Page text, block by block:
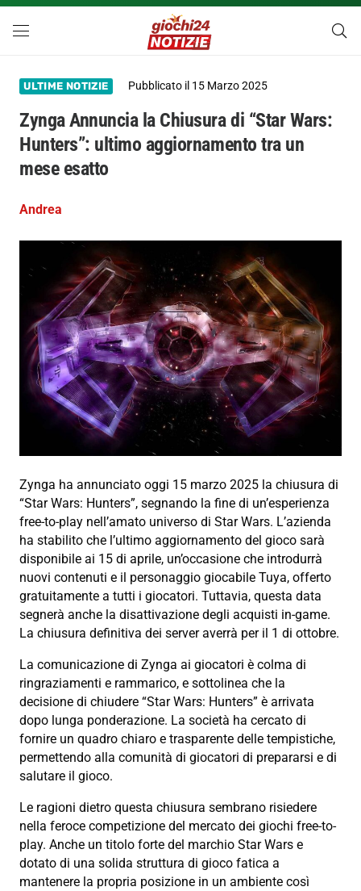
ULTIME NOTIZIE Pubblicato il 15 Marzo 2025
Zynga Annuncia la Chiusura di “Star Wars:
Hunters”: ultimo aggiornamento tra un
mese esatto
Andrea
Zynga ha annunciato oggi 15 marzo 2025 la chiusura di
“Star Wars: Hunters”, segnando la fine di un’esperienza
free-to-play nell’amato universo di Star Wars. L’azienda
ha stabilito che l’ultimo aggiornamento del gioco sarà
disponibile ai 15 di aprile, un’occasione che introdurrà
nuovi contenuti e il personaggio giocabile Tuya, offerto
gratuitamente a tutti i giocatori. Tuttavia, questa data
segnerà anche la disattivazione degli acquisti in-game.
La chiusura definitiva dei server averrà per il 1 di ottobre.
La comunicazione di Zynga ai giocatori è colma di
ringraziamenti e rammarico, e sottolinea che la
decisione di chiudere “Star Wars: Hunters” è arrivata
dopo lunga ponderazione. La società ha cercato di
fornire un quadro chiaro e trasparente delle tempistiche,
permettendo alla comunità di giocatori di prepararsi e di
salutare il gioco.
Le ragioni dietro questa chiusura sembrano risiedere
nella feroce competizione del mercato dei giochi free-to-
play. Anche un titolo forte del marchio Star Wars e
dotato di una solida struttura di gioco fatica a
mantenere la propria posizione in un ambiente così